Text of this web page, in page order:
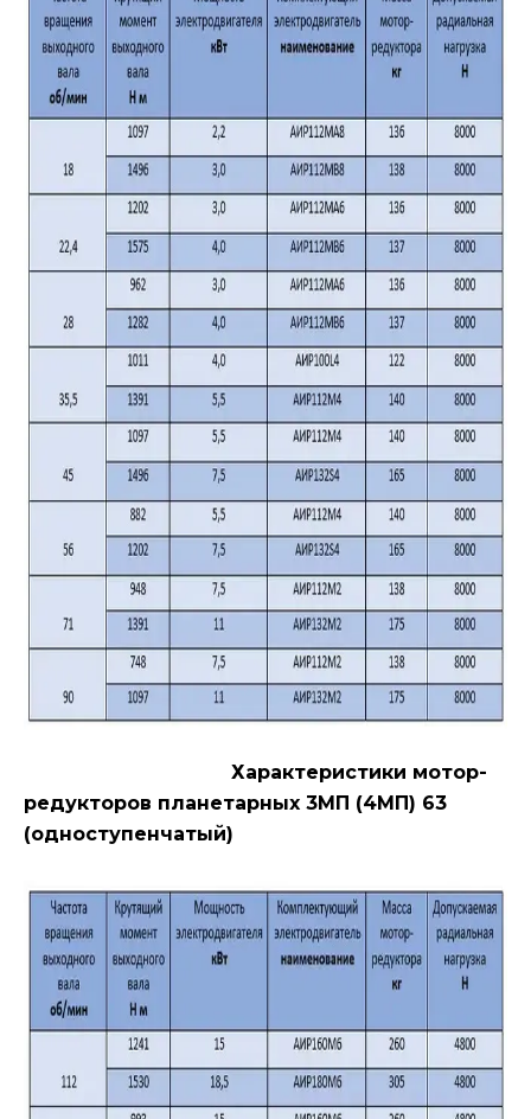
Характеристики мотор-
редукторов планетарных 3МП (4МП) 63
(одноступенчатый)